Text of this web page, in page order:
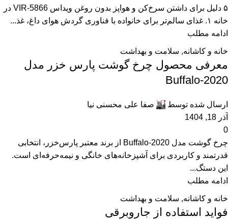
۵ دلیل برای داشتن سرخ‌کن و هواپز بدون روغن ویداس VIR-5866 در
خانه ۱. غذای سالم‌تر برای خانواده با فناوری گردش هوای داغ، غذ...
ادامه مطلب
خانه و کاشانه, سلامت و بهداشت
معرفی محصول چرخ گوشت پارس خزر مدل
Buffalo-2020
ارسال شده توسط
صفا علی محسنی نیا
آذر 18, 1404
0
چرخ گوشت مدل Buffalo-2020 از برند معتبر پارس‌خزر، انتخابی
قدرتمند و کاربردی برای آشپزخانه‌های خانگی و نیمه‌حرفه‌ای است.
این دستگ...
ادامه مطلب
خانه و کاشانه, سلامت و بهداشت
فواید استفاده از جاروبرقی